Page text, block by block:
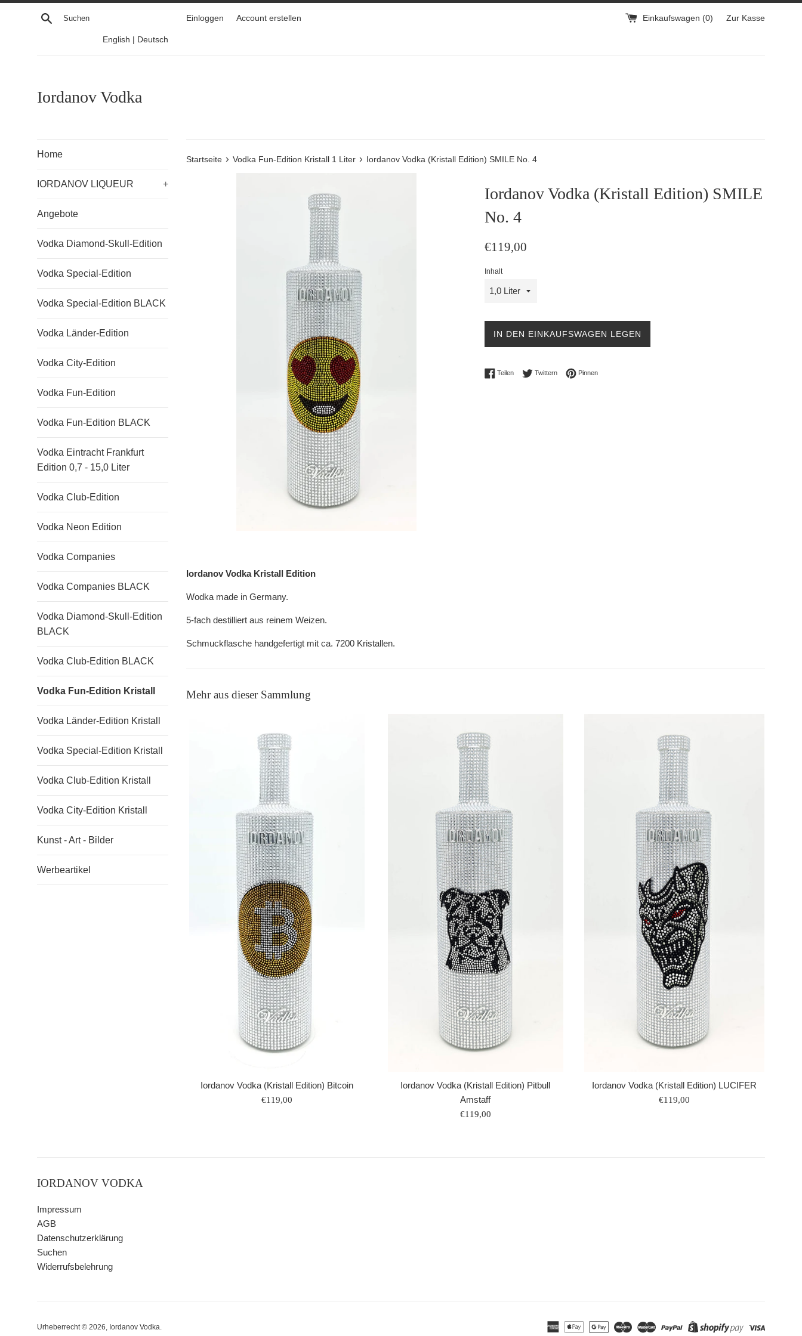
Direkt
Suchen Einloggen Account erstellen Einkaufswagen (0) Zur Kasse
English | Deutsch
Iordanov Vodka
Home
IORDANOV LIQUEUR +
Angebote
Vodka Diamond-Skull-Edition
Vodka Special-Edition
Vodka Special-Edition BLACK
Vodka Länder-Edition
Vodka City-Edition
Vodka Fun-Edition
Vodka Fun-Edition BLACK
Vodka Eintracht Frankfurt
Edition 0,7 - 15,0 Liter
Vodka Club-Edition
Vodka Neon Edition
Vodka Companies
Vodka Companies BLACK
Vodka Diamond-Skull-Edition
BLACK
Vodka Club-Edition BLACK
Vodka Fun-Edition Kristall
Vodka Länder-Edition Kristall
Vodka Special-Edition Kristall
Vodka Club-Edition Kristall
Vodka City-Edition Kristall
Kunst - Art - Bilder
Werbeartikel
Startseite › Vodka Fun-Edition Kristall 1 Liter › Iordanov Vodka (Kristall Edition) SMILE No. 4
Iordanov Vodka (Kristall Edition) SMILE
No. 4
Normaler
€119,00
Inhalt
IN DEN EINKAUFSWAGEN LEGEN
TeilenAuf Facebook teilen
TwitternAuf Twitter twittern
PinnenAuf Pinterest pinnen
Iordanov Vodka Kristall Edition
Wodka made in Germany.
5-fach destilliert aus reinem Weizen.
Schmuckflasche handgefertigt mit ca. 7200 Kristallen.
Mehr aus dieser Sammlung
Iordanov Vodka (Kristall Edition) Bitcoin
Normaler
€119,00
Iordanov Vodka (Kristall Edition) Pitbull
Amstaff
Normaler
€119,00
Iordanov Vodka (Kristall Edition) LUCIFER
Normaler
€119,00
IORDANOV VODKA
Impressum
AGB
Datenschutzerklärung
Suchen
Widerrufsbelehrung
Urheberrecht © 2026, Iordanov Vodka